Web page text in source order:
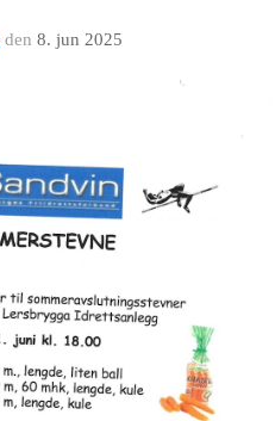
den 8. jun 2025